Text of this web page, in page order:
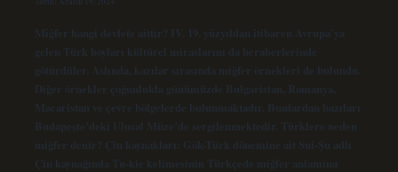
Miğfer hangi devlete aittir? IV. 19. yüzyıldan itibaren Avrupa’ya
gelen Türk boyları kültürel miraslarını da beraberlerinde
götürdüler. Aslında, kazılar sırasında miğfer örnekleri de bulundu.
Diğer örnekler çoğunlukla günümüzde Bulgaristan, Romanya,
Macaristan ve çevre bölgelerde bulunmaktadır. Bunlardan bazıları
Budapeşte’deki Ulusal Müze’de sergilenmektedir. Türklere neden
miğfer denir? Çin kaynakları: Gök-Türk dönemine ait Sui-Şu adlı
Çin kaynağında Tu-kie kelimesinin Türkçede miğfer anlamına